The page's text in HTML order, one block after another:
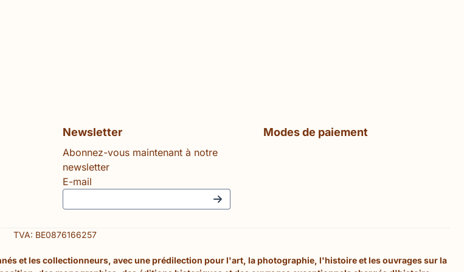
Newsletter
Abonnez-vous maintenant à notre
newsletter
E-mail
Modes de paiement
TVA: BE0876166257
et les collectionneurs, avec une prédilection pour l'art, la photographie, l'histoire et les ouvrages sur la